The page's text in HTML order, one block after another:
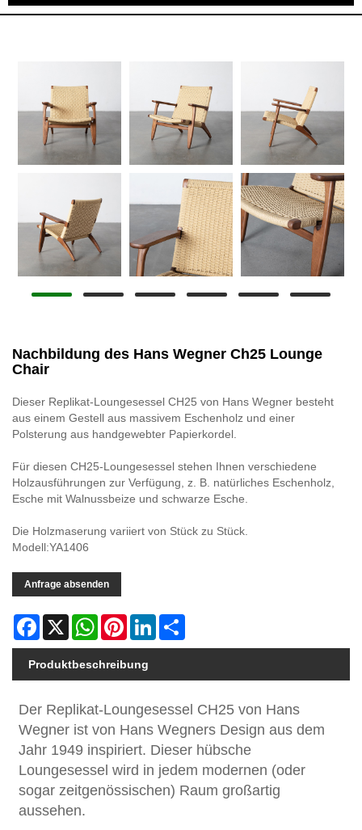
Nachbildung des Hans Wegner Ch25 Lounge
Chair
Dieser Replikat-Loungesessel CH25 von Hans Wegner besteht
aus einem Gestell aus massivem Eschenholz und einer
Polsterung aus handgewebter Papierkordel.
Für diesen CH25-Loungesessel stehen Ihnen verschiedene
Holzausführungen zur Verfügung, z. B. natürliches Eschenholz,
Esche mit Walnussbeize und schwarze Esche.
Die Holzmaserung variiert von Stück zu Stück.
Modell:YA1406
Anfrage absenden
Facebook
X WhatsAppPinterestLinkedIn
Produktbeschreibung
Der Replikat-Loungesessel CH25 von Hans
Wegner ist von Hans Wegners Design aus dem
Jahr 1949 inspiriert. Dieser hübsche
Loungesessel wird in jedem modernen (oder
sogar zeitgenössischen) Raum großartig
aussehen.